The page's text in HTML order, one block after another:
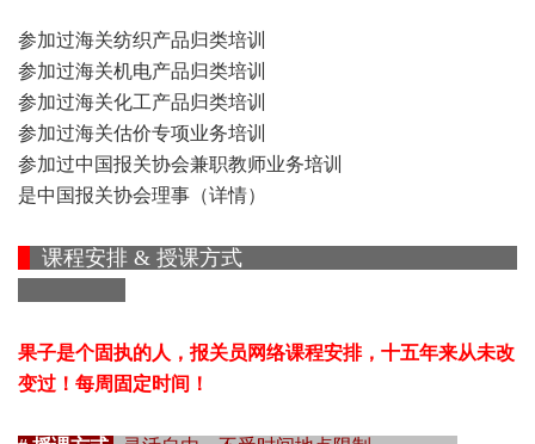
参加过海关纺织产品归类培训
参加过海关机电产品归类培训
参加过海关化工产品归类培训
参加过海关估价专项业务培训
参加过中国报关协会兼职教师业务培训
是中国报关协会理事（详情）
课程安排 & 授课方式
果子是个固执的人，报关员网络课程安排，十五年来从未改
变过！每周固定时间！